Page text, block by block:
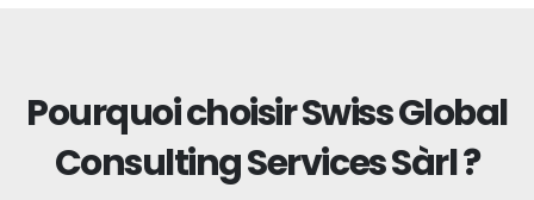
Pourquoi choisir Swiss Global
Consulting Services Sàrl ?